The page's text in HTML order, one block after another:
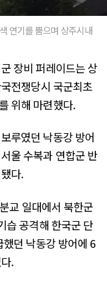
연기를 뿜으며 상주시내
장비 퍼레이드는 상
전쟁당시 국군최초
위해 마련했다.
루였던 낙동강 방어
울 수복과 연합군 반
다.
교 일대에서 북한군
습 공격해 한국군 단
던 낙동강 방어에 6
.